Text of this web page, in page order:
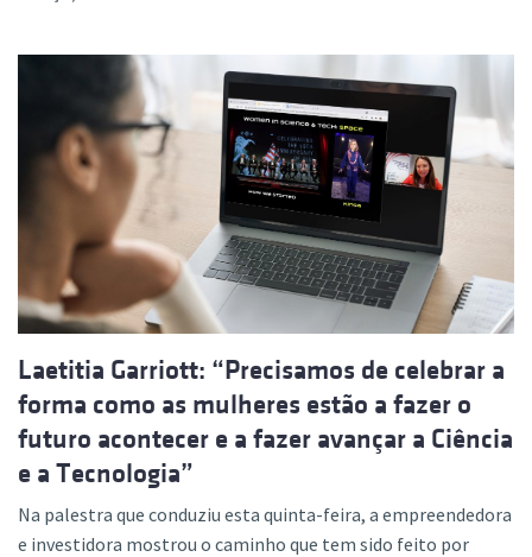
Laetitia Garriott: “Precisamos de celebrar a
forma como as mulheres estão a fazer o
futuro acontecer e a fazer avançar a Ciência
e a Tecnologia”
Na palestra que conduziu esta quinta-feira, a empreendedora
e investidora mostrou o caminho que tem sido feito por